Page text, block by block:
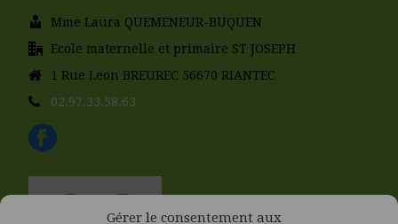
Gérer le consentement aux
Mme Laura QUEMENEUR-BUQUEN
Ecole maternelle et primaire ST JOSEPH
1 Rue Leon BREUREC 56670 RIANTEC
02.97.33.58.63